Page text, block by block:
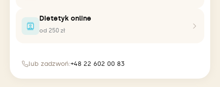
Dietetyk online
od 250 zł
lub zadzwoń:+48 22 602 00 83